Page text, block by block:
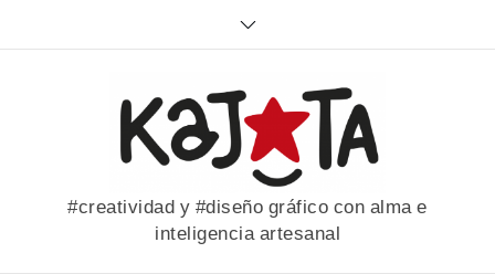
#creatividad y #diseño gráfico con alma e
inteligencia artesanal